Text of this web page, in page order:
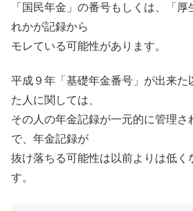
「国民年金」の番号もしくは、「
れかが記録から
モレている可能性があります。
平成９年「基礎年金番号」が出来た
た人に関しては、
その人の年金記録が一元的に管理さ
で、年金記録が
抜け落ちる可能性は以前よりは低く
す。